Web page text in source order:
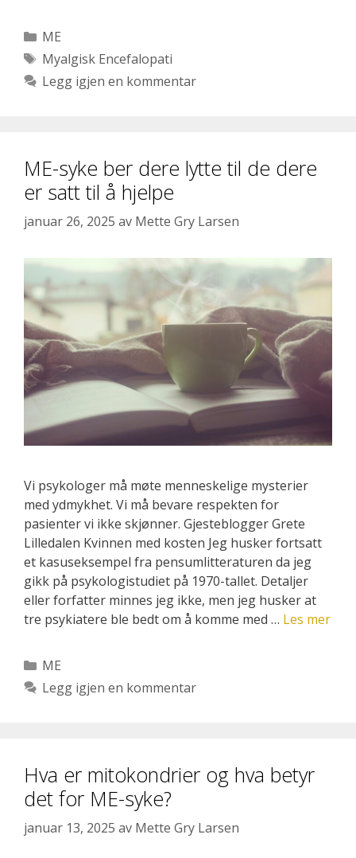
Kategorier
ME
Stikkord
Myalgisk Encefalopati
Legg igjen en kommentar
ME-syke ber dere lytte til de dere
er satt til å hjelpe
januar 26, 2025 av Mette Gry Larsen
Vi psykologer må møte menneskelige mysterier
med ydmykhet. Vi må bevare respekten for
pasienter vi ikke skjønner. Gjesteblogger Grete
Lilledalen Kvinnen med kosten Jeg husker fortsatt
et kasuseksempel fra pensumlitteraturen da jeg
gikk på psykologistudiet på 1970-tallet. Detaljer
eller forfatter minnes jeg ikke, men jeg husker at
tre psykiatere ble bedt om å komme med … Les mer
Kategorier
ME
Legg igjen en kommentar
Hva er mitokondrier og hva betyr
det for ME-syke?
januar 13, 2025 av Mette Gry Larsen